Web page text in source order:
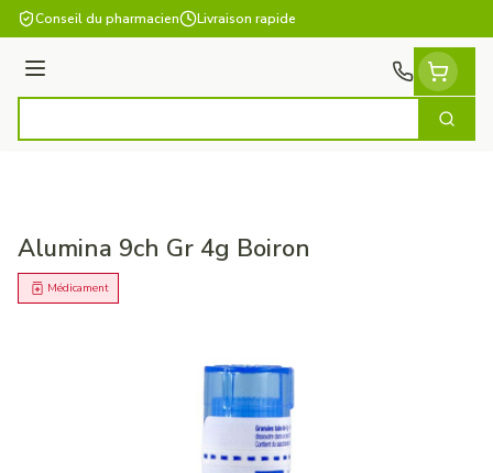
Aller au contenu
Conseil du pharmacien Livraison rapide
Menu
Alumina 9ch Gr 4g Boiron
Médicament